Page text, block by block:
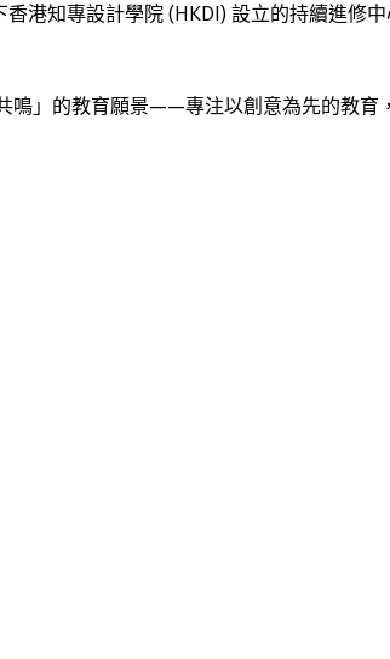
香港知專設計學院 (HKDI)設立的持續進修
」的教育願景——專注以創意為先的教育